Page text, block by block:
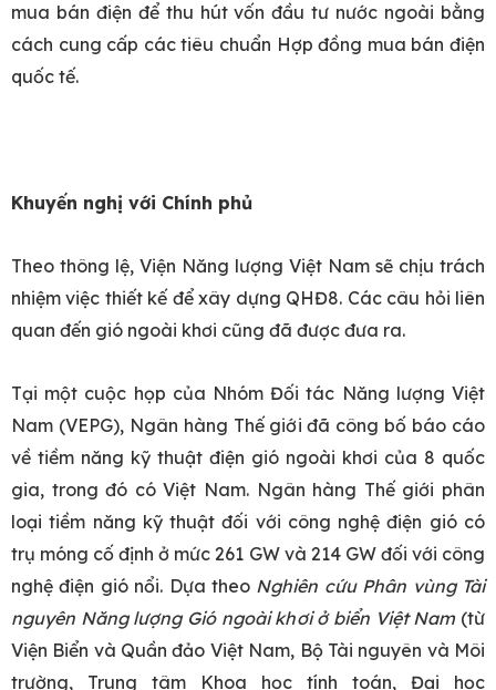
mua bán điện để thu hút vốn đầu tư nước ngoài bằng
cách cung cấp các tiêu chuẩn Hợp đồng mua bán điện
quốc tế.
Khuyến nghị với Chính phủ
Theo thông lệ, Viện Năng lượng Việt Nam sẽ chịu trách
nhiệm việc thiết kế để xây dựng QHĐ8. Các câu hỏi liên
quan đến gió ngoài khơi cũng đã được đưa ra.
Tại một cuộc họp của Nhóm Đối tác Năng lượng Việt
Nam (VEPG), Ngân hàng Thế giới đã công bố báo cáo
về tiềm năng kỹ thuật điện gió ngoài khơi của 8 quốc
gia, trong đó có Việt Nam. Ngân hàng Thế giới phân
loại tiềm năng kỹ thuật đối với công nghệ điện gió có
trụ móng cố định ở mức 261 GW và 214 GW đối với công
nghệ điện gió nổi. Dựa theo Nghiên cứu Phân vùng Tài
nguyên Năng lượng Gió ngoài khơi ở biển Việt Nam(từ
Viện Biển và Quần đảo Việt Nam, Bộ Tài nguyên và Môi
trường, Trung tâm Khoa học tính toán, Đại học